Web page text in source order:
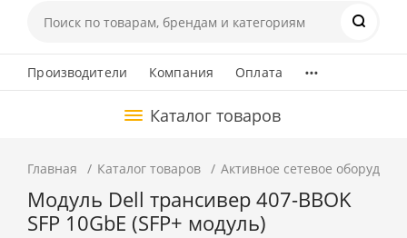
Производители Компания Оплата ...
Каталог товаров
Главная Каталог товаров Активное сетевое
Модуль Dell трансивер 407-BBOK
SFP 10GbE (SFP+ модуль)